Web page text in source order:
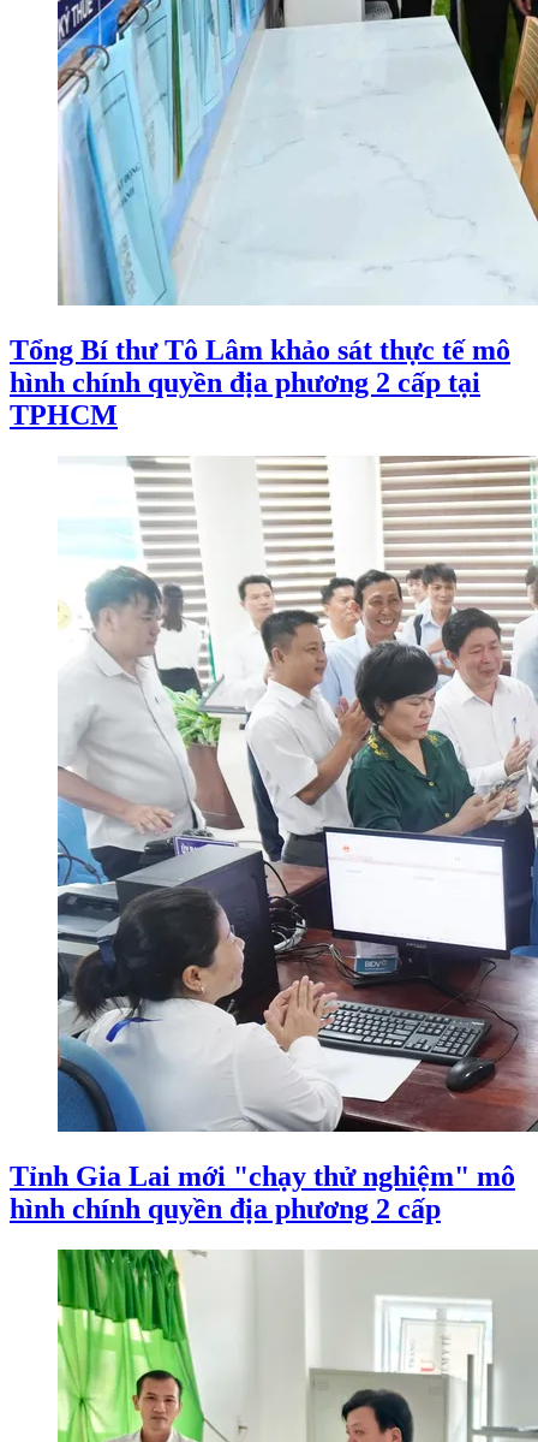
Tổng Bí thư Tô Lâm khảo sát thực tế mô
hình chính quyền địa phương 2 cấp tại
TPHCM
Tỉnh Gia Lai mới "chạy thử nghiệm" mô
hình chính quyền địa phương 2 cấp